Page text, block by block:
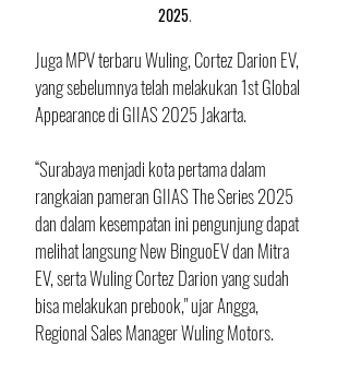
2025.
Juga MPV terbaru Wuling, Cortez Darion EV,
yang sebelumnya telah melakukan 1st Global
Appearance di GIIAS 2025 Jakarta.
“Surabaya menjadi kota pertama dalam
rangkaian pameran GIIAS The Series 2025
dan dalam kesempatan ini pengunjung dapat
melihat langsung New BinguoEV dan Mitra
EV, serta Wuling Cortez Darion yang sudah
bisa melakukan prebook," ujar Angga,
Regional Sales Manager Wuling Motors.